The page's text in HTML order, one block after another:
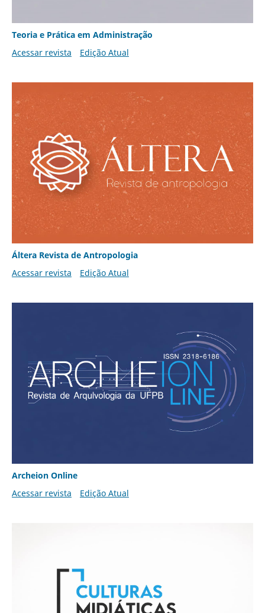
Teoria e Prática em Administração
Acessar revista
Edição Atual
Áltera Revista de Antropologia
Acessar revista
Edição Atual
Archeion Online
Acessar revista
Edição Atual